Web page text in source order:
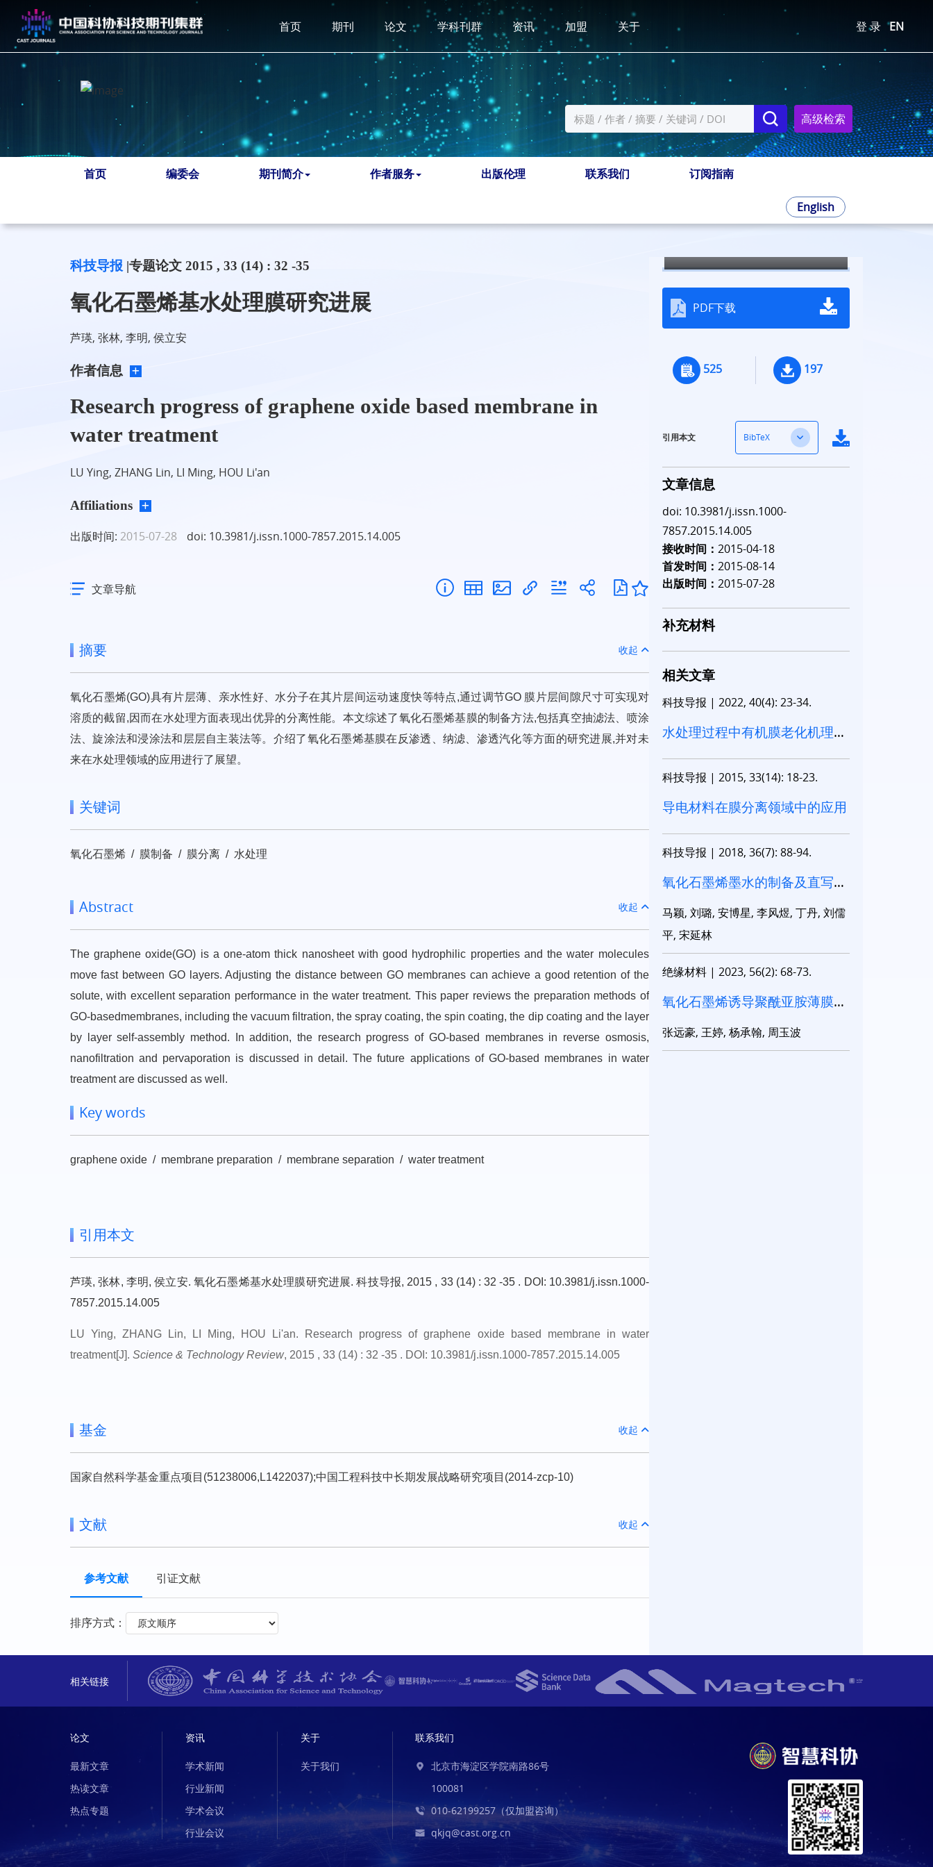
首页 期刊 论文 学科刊群 资讯 加盟 关于 登 录 EN
高级检索
首页 编委会 期刊简介 作者服务 出版伦理 联系我们 订阅指南
English
科技导报 |专题论文 2015 , 33 (14) : 32 -35
氧化石墨烯基水处理膜研究进展 全屏
芦瑛, 张林, 李明, 侯立安
作者信息
Research progress of graphene oxide based membrane in
water treatment
LU Ying, ZHANG Lin, LI Ming, HOU Li'an
Affiliations
出版时间: 2015-07-28 doi: 10.3981/j.issn.1000-7857.2015.14.005
文章导航
摘要 收起
氧化石墨烯(GO)具有片层薄、亲水性好、水分子在其片层间运动速度快等特点,通过调节GO 膜片层间隙尺寸可实现对
溶质的截留,因而在水处理方面表现出优异的分离性能。本文综述了氧化石墨烯基膜的制备方法,包括真空抽滤法、喷涂
法、旋涂法和浸涂法和层层自主装法等。介绍了氧化石墨烯基膜在反渗透、纳滤、渗透汽化等方面的研究进展,并对未
来在水处理领域的应用进行了展望。
关键词
氧化石墨烯 / 膜制备 / 膜分离 / 水处理
Abstract 收起
The graphene oxide(GO) is a one-atom thick nanosheet with good hydrophilic properties and the water molecules
move fast between GO layers. Adjusting the distance between GO membranes can achieve a good retention of the
solute, with excellent separation performance in the water treatment. This paper reviews the preparation methods of
GO-basedmembranes, including the vacuum filtration, the spray coating, the spin coating, the dip coating and the layer
by layer self-assembly method. In addition, the research progress of GO-based membranes in reverse osmosis,
nanofiltration and pervaporation is discussed in detail. The future applications of GO-based membranes in water
treatment are discussed as well.
Key words
graphene oxide / membrane preparation / membrane separation / water treatment
引用本文
芦瑛, 张林, 李明, 侯立安. 氧化石墨烯基水处理膜研究进展. 科技导报, 2015 , 33 (14) : 32 -35 . DOI: 10.3981/j.issn.1000-
7857.2015.14.005
LU Ying, ZHANG Lin, LI Ming, HOU Li'an. Research progress of graphene oxide based membrane in water
treatment[J]. Science & Technology Review, 2015 , 33 (14) : 32 -35 . DOI: 10.3981/j.issn.1000-7857.2015.14.005
基金 收起
国家自然科学基金重点项目(51238006,L1422037);中国工程科技中长期发展战略研究项目(2014-zcp-10)
文献 收起
参考文献 引证文献
排序方式：
PDF下载
525 197
引用本文 BibTeX
文章信息
doi: 10.3981/j.issn.1000-
7857.2015.14.005
接收时间： 2015-04-18
首发时间： 2015-08-14
出版时间： 2015-07-28
补充材料
相关文章
科技导报 | 2022, 40(4): 23-34.
水处理过程中有机膜老化机理研
科技导报 | 2015, 33(14): 18-23.
导电材料在膜分离领域中的应用
科技导报 | 2018, 36(7): 88-94.
氧化石墨烯墨水的制备及直写图
马颖, 刘璐, 安博星, 李风煜, 丁丹, 刘儒
平, 宋延林
绝缘材料 | 2023, 56(2): 68-73.
氧化石墨烯诱导聚酰亚胺薄膜碳
张远豪, 王婷, 杨承翰, 周玉波
相关链接
论文
最新文章
热读文章
热点专题
资讯
学术新闻
行业新闻
学术会议
行业会议
关于
关于我们
联系我们
北京市海淀区学院南路86号
100081
010-62199257（仅加盟咨询）
qkjq@cast.org.cn